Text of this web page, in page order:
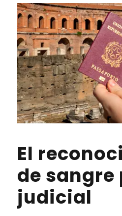
El
de sangre
judicial